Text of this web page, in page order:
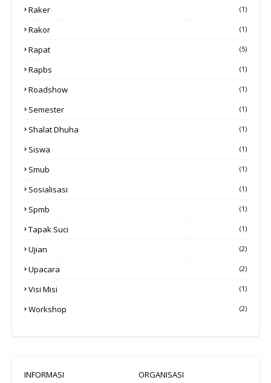
Raker (1)
Rakor (1)
Rapat (5)
Rapbs (1)
Roadshow (1)
Semester (1)
Shalat Dhuha (1)
Siswa (1)
Smub (1)
Sosialisasi (1)
Spmb (1)
Tapak Suci (1)
Ujian (2)
Upacara (2)
Visi Misi (1)
Workshop (2)
INFORMASI
ORGANISASI